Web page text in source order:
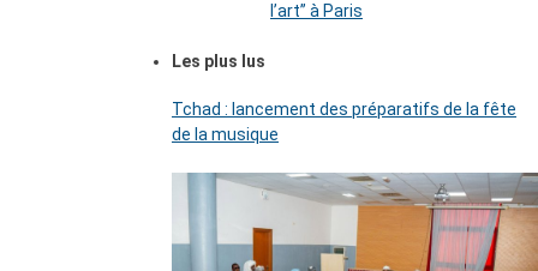
l’art’’ à Paris
Les plus lus
Tchad : lancement des préparatifs de la fête
de la musique